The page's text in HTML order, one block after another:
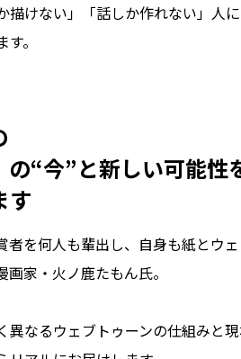
描けない」「話しか作れない」人
。
の“今”と新しい可能性
す
者を何人も輩出し、自身も紙とウ
家・火ノ鹿たもん氏。
異なるウェブトゥーンの仕組みと